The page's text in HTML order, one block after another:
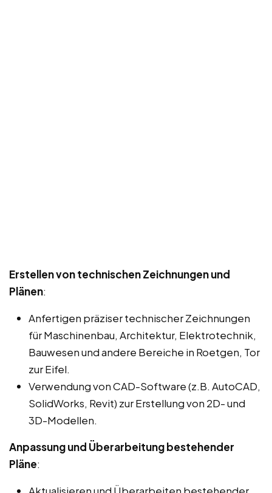
Erstellen von technischen Zeichnungen und
Plänen:
Anfertigen präziser technischer Zeichnungen
für Maschinenbau, Architektur, Elektrotechnik,
Bauwesen und andere Bereiche in Roetgen, Tor
zur Eifel.
Verwendung von CAD-Software (z.B. AutoCAD,
SolidWorks, Revit) zur Erstellung von 2D- und
3D-Modellen.
Anpassung und Überarbeitung bestehender
Pläne: